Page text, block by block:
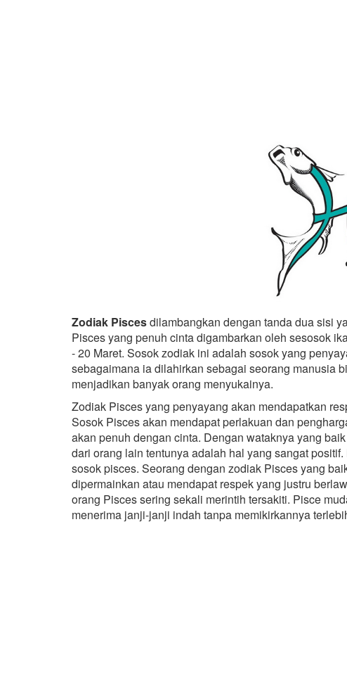
Zodiak Piscesdilambangkan dengan tanda dua sisi
Pisces yang penuh cinta digambarkan oleh sesosok
- 20 Maret. Sosok zodiak ini adalah sosok yang
sebagaimana ia dilahirkan sebagai seorang manusia
menjadikan banyak orang menyukainya.
Zodiak Pisces yang penyayang akan mendapatkan
Sosok Pisces akan mendapat perlakuan dan
akan penuh dengan cinta. Dengan wataknya yang
dari orang lain tentunya adalah hal yang sangat
sosok pisces. Seorang dengan zodiak Pisces yang
dipermainkan atau mendapat respek yang justru
orang Pisces sering sekali merintih tersakiti. Pisce
menerima janji-janji indah tanpa memikirkannya